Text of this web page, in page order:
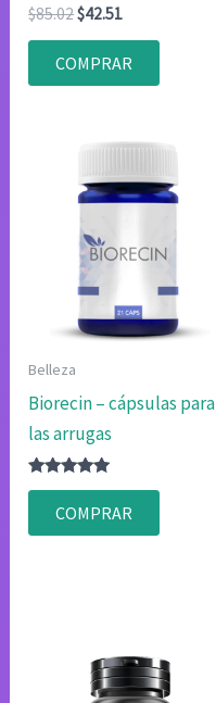
Valorado
con
4.80
de 5
$85.02El
original
era:
$42.51El
actual
es:
COMPRAR
Belleza
Biorecin – cápsulas para
las arrugas
Valorado
4.83
de 5
COMPRAR